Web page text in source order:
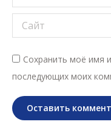
Сайт
Сохранить моё имя
последующих моих
Оставить